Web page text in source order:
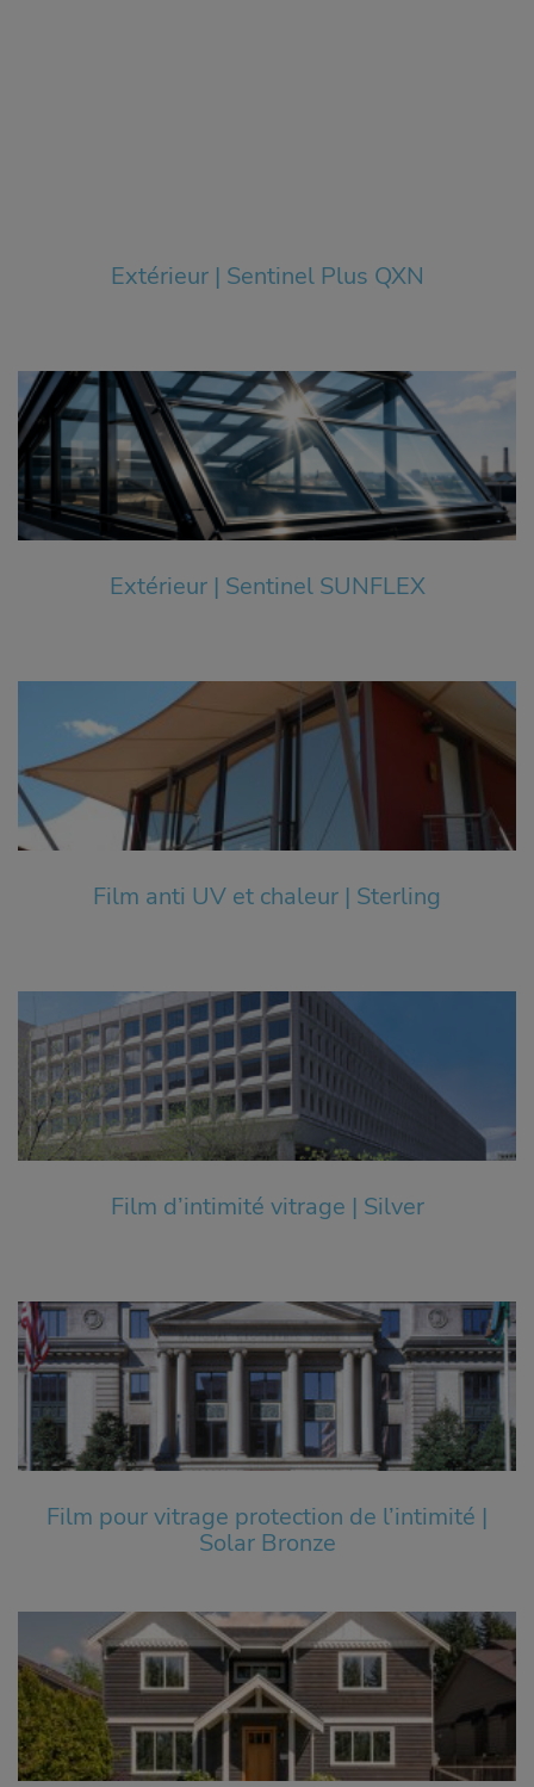
Extérieur | Sentinel Plus QXN
Extérieur | Sentinel SUNFLEX
Film anti UV et chaleur | Sterling
Film d’intimité vitrage | Silver
Film pour vitrage protection de l’intimité |
Solar Bronze